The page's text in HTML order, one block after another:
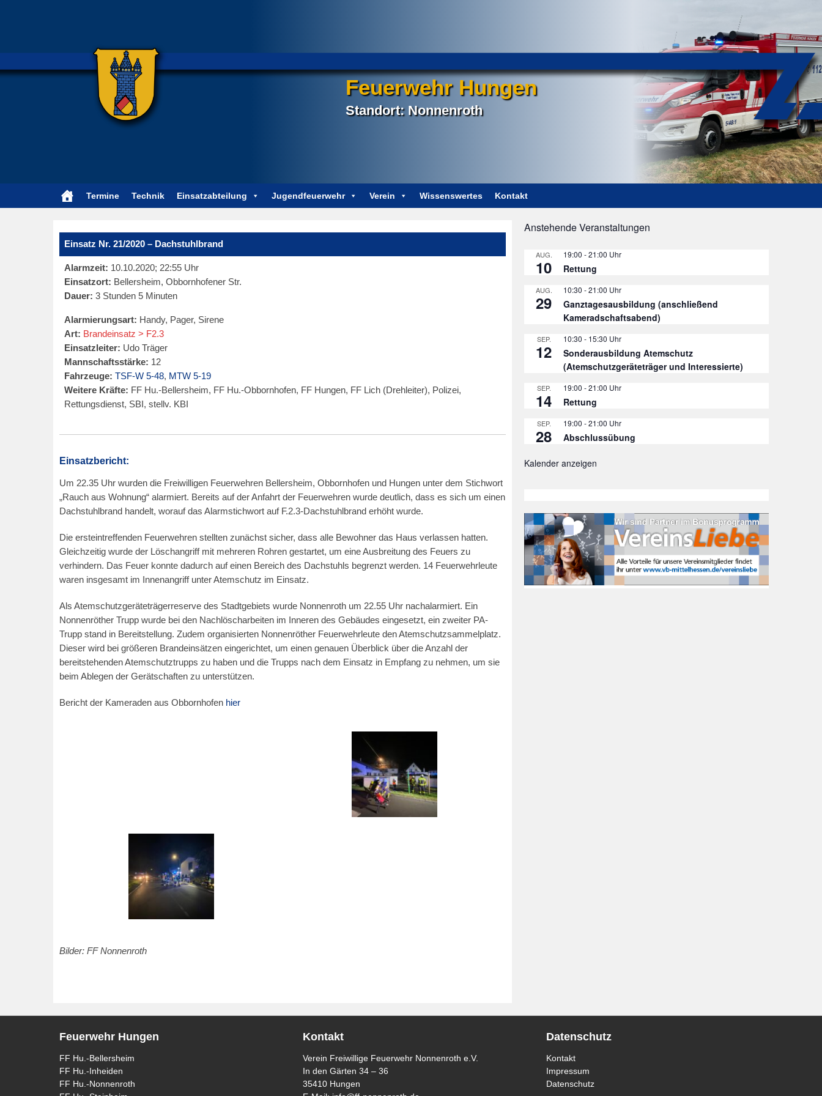
Feuerwehr Hungen
Standort: Nonnenroth
Termine Technik Einsatzabteilung Jugendfeuerwehr Verein Wissenswertes Kontakt
Post
navigation
Einsatz Nr. 21/2020 – Dachstuhlbrand
Alarmzeit: 10.10.2020; 22:55 Uhr
Einsatzort: Bellersheim, Obbornhofener Str.
Dauer: 3 Stunden 5 Minuten
Alarmierungsart: Handy, Pager, Sirene
Art: Brandeinsatz > F2.3
Einsatzleiter: Udo Träger
Mannschaftsstärke: 12
Fahrzeuge: TSF-W 5-48, MTW 5-19
Weitere Kräfte: FF Hu.-Bellersheim, FF Hu.-Obbornhofen, FF Hungen, FF Lich (Drehleiter), Polizei,
Rettungsdienst, SBI, stellv. KBI
Einsatzbericht:
Um 22.35 Uhr wurden die Freiwilligen Feuerwehren Bellersheim, Obbornhofen und Hungen unter dem Stichwort
„Rauch aus Wohnung“ alarmiert. Bereits auf der Anfahrt der Feuerwehren wurde deutlich, dass es sich um einen
Dachstuhlbrand handelt, worauf das Alarmstichwort auf F.2.3-Dachstuhlbrand erhöht wurde.
Die ersteintreffenden Feuerwehren stellten zunächst sicher, dass alle Bewohner das Haus verlassen hatten.
Gleichzeitig wurde der Löschangriff mit mehreren Rohren gestartet, um eine Ausbreitung des Feuers zu
verhindern. Das Feuer konnte dadurch auf einen Bereich des Dachstuhls begrenzt werden. 14 Feuerwehrleute
waren insgesamt im Innenangriff unter Atemschutz im Einsatz.
Als Atemschutzgeräteträgerreserve des Stadtgebiets wurde Nonnenroth um 22.55 Uhr nachalarmiert. Ein
Nonnenröther Trupp wurde bei den Nachlöscharbeiten im Inneren des Gebäudes eingesetzt, ein zweiter PA-
Trupp stand in Bereitstellung. Zudem organisierten Nonnenröther Feuerwehrleute den Atemschutzsammelplatz.
Dieser wird bei größeren Brandeinsätzen eingerichtet, um einen genauen Überblick über die Anzahl der
bereitstehenden Atemschutztrupps zu haben und die Trupps nach dem Einsatz in Empfang zu nehmen, um sie
beim Ablegen der Gerätschaften zu unterstützen.
Bericht der Kameraden aus Obbornhofen hier
Bilder: FF Nonnenroth
Anstehende Veranstaltungen
AUG.
10
19:00 -21:00
Rettung
AUG.
29
10:30 -21:00
Ganztagesausbildung (anschließend
Kameradschaftsabend)
SEP.
12
10:30 - 15:30
Sonderausbildung Atemschutz
(Atemschutzgeräteträger und Interessierte)
SEP.
14
19:00 -21:00
Rettung
SEP.
28
19:00 -21:00
Abschlussübung
Kalender anzeigen
Feuerwehr Hungen
FF Hu.-Bellersheim
FF Hu.-Inheiden
FF Hu.-Nonnenroth
Kontakt
Verein Freiwillige Feuerwehr Nonnenroth e.V.
In den Gärten 34 – 36
35410 Hungen
Datenschutz
Kontakt
Impressum
Datenschutz